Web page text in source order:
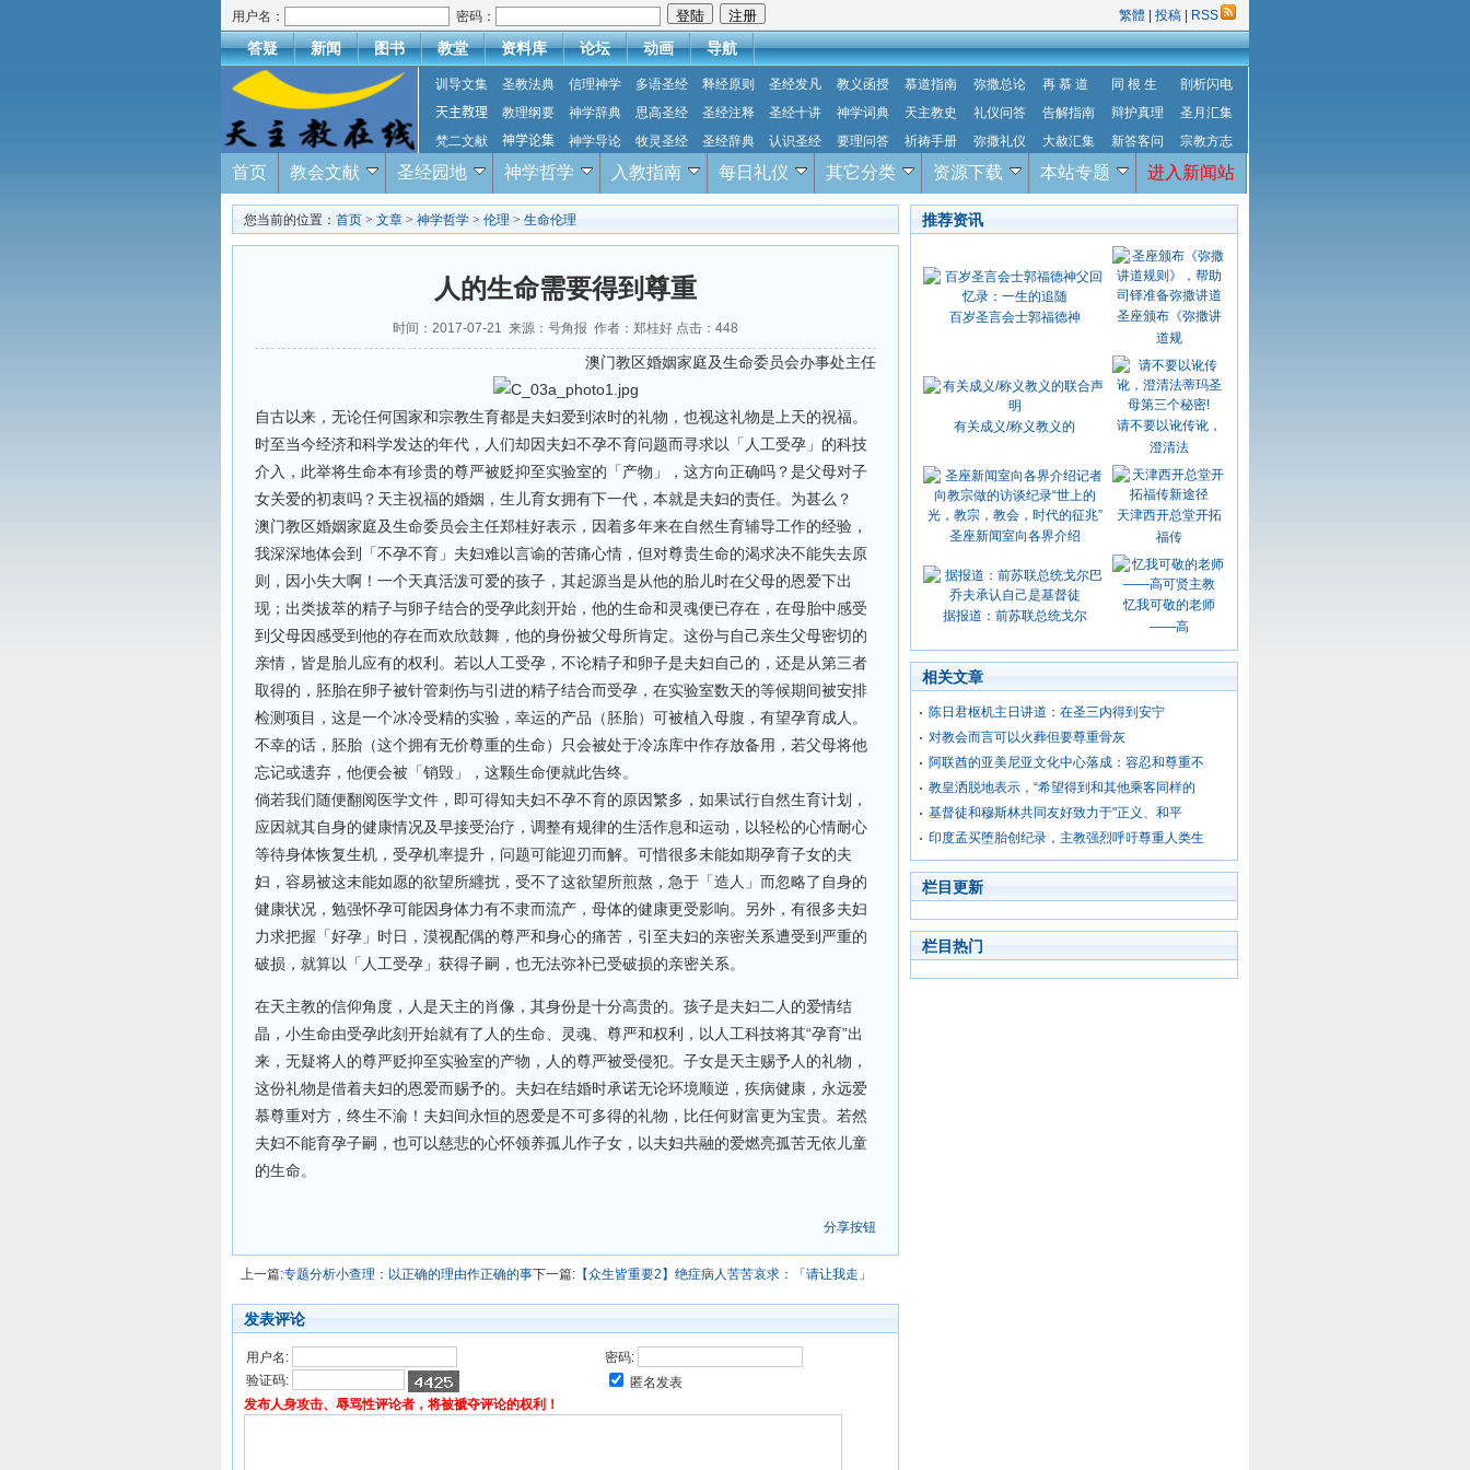
用户名： 密码： 繁體 投稿 RSS
答疑 新闻 图书 教堂 资料库 论坛 动画 导航
训导文集 圣教法典 信理神学 多语圣经 释经原则 圣经发凡 教义函授 慕道指南 弥撒总论 再 慕 道 同 根 生
剖析闪电
天主教理
教理纲要 神学辞典 思高圣经 圣经注释 圣经十讲 神学词典 天主教史 礼仪问答 告解指南 辩护真理
圣月汇集
梵二文献
神学论集 神学导论 牧灵圣经 圣经辞典 认识圣经 要理问答 祈祷手册 弥撒礼仪 大赦汇集 新答客问 宗教方志
首页 教会文献 圣经园地 神学哲学 入教指南 每日礼仪 其它分类 资源下载 本站专题 进入新闻站
您当前的位置： 首页 > 文章 > 神学哲学 > 伦理 > 生命伦理
人的生命需要得到尊重
时间：2017-07-21 来源：号角报 作者：郑桂好 点击： 448
澳门教区婚姻家庭及生命委员会办事处主任
自古以来，无论任何国家和宗教生育都是夫妇爱到浓时的礼物，也视这礼物是上天的祝福。
时至当今经济和科学发达的年代，人们却因夫妇不孕不育问题而寻求以「人工受孕」的科技
介入，此举将生命本有珍贵的尊严被贬抑至实验室的「产物」，这方向正确吗？是父母对子
女关爱的初衷吗？天主祝福的婚姻，生儿育女拥有下一代，本就是夫妇的责任。为甚么？
澳门教区婚姻家庭及生命委员会主任郑桂好表示，因着多年来在自然生育辅导工作的经验，
我深深地体会到「不孕不育」夫妇难以言谕的苦痛心情，但对尊贵生命的渴求决不能失去原
则，因小失大啊！一个天真活泼可爱的孩子，其起源当是从他的胎儿时在父母的恩爱下出
现；出类拔萃的精子与卵子结合的受孕此刻开始，他的生命和灵魂便已存在，在母胎中感受
到父母因感受到他的存在而欢欣鼓舞，他的身份被父母所肯定。这份与自己亲生父母密切的
亲情，皆是胎儿应有的权利。若以人工受孕，不论精子和卵子是夫妇自己的，还是从第三者
取得的，胚胎在卵子被针管刺伤与引进的精子结合而受孕，在实验室数天的等候期间被安排
检测项目，这是一个冰冷受精的实验，幸运的产品（胚胎）可被植入母腹，有望孕育成人。
不幸的话，胚胎（这个拥有无价尊重的生命）只会被处于冷冻库中作存放备用，若父母将他
忘记或遗弃，他便会被「销毁」，这颗生命便就此告终。
倘若我们随便翻阅医学文件，即可得知夫妇不孕不育的原因繁多，如果试行自然生育计划，
应因就其自身的健康情况及早接受治疗，调整有规律的生活作息和运动，以轻松的心情耐心
等待身体恢复生机，受孕机率提升，问题可能迎刃而解。可惜很多未能如期孕育子女的夫
妇，容易被这未能如愿的欲望所纒扰，受不了这欲望所煎熬，急于「造人」而忽略了自身的
健康状况，勉强怀孕可能因身体力有不隶而流产，母体的健康更受影响。另外，有很多夫妇
力求把握「好孕」时日，漠视配偶的尊严和身心的痛苦，引至夫妇的亲密关系遭受到严重的
破损，就算以「人工受孕」获得子嗣，也无法弥补已受破损的亲密关系。
在天主教的信仰角度，人是天主的肖像，其身份是十分高贵的。孩子是夫妇二人的爱情结
晶，小生命由受孕此刻开始就有了人的生命、灵魂、尊严和权利，以人工科技将其“孕育”出
来，无疑将人的尊严贬抑至实验室的产物，人的尊严被受侵犯。子女是天主赐予人的礼物，
这份礼物是借着夫妇的恩爱而赐予的。夫妇在结婚时承诺无论环境顺逆，疾病健康，永远爱
慕尊重对方，终生不渝！夫妇间永恒的恩爱是不可多得的礼物，比任何财富更为宝贵。若然
夫妇不能育孕子嗣，也可以慈悲的心怀领养孤儿作子女，以夫妇共融的爱燃亮孤苦无依儿童
的生命。
分享按钮
上一篇:专题分析小查理：以正确的理由作正确的事下一篇: 【众生皆重要2】绝症病人苦苦哀求：「请让我走」
发表评论
用户名:
密码:
验证码:
匿名发表
发布人身攻击、辱骂性评论者，将被褫夺评论的权利！
推荐资讯
百岁圣言会士郭福德神
圣座颁布《弥撒讲
道规
有关成义/称义教义的
请不要以讹传讹，
澄清法
圣座新闻室向各界介绍
天津西开总堂开拓
福传
据报道：前苏联总统戈尔
忆我可敬的老师
——高
相关文章
陈日君枢机主日讲道：在圣三内得到安宁
对教会而言可以火葬但要尊重骨灰
阿联酋的亚美尼亚文化中心落成：容忍和尊重不
教皇洒脱地表示，“希望得到和其他乘客同样的
基督徒和穆斯林共同友好致力于"正义、和平
印度孟买堕胎创纪录，主教强烈呼吁尊重人类生
栏目更新
栏目热门